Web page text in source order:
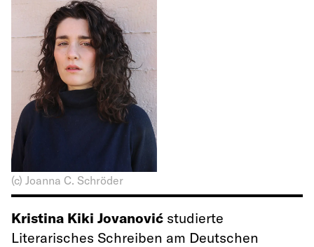
(c) Joanna C. Schröder
Kristina Kiki Jovanović studierte
Literarisches Schreiben am Deutschen